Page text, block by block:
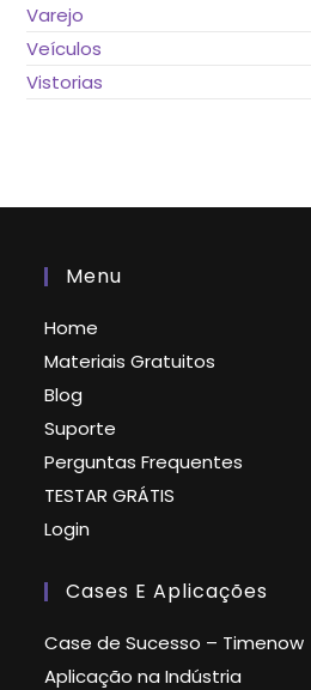
Varejo
Veículos
Vistorias
Menu
Home
Materiais Gratuitos
Blog
Suporte
Perguntas Frequentes
TESTAR GRÁTIS
Login
Cases E Aplicações
Case de Sucesso – Timenow
Aplicação na Indústria